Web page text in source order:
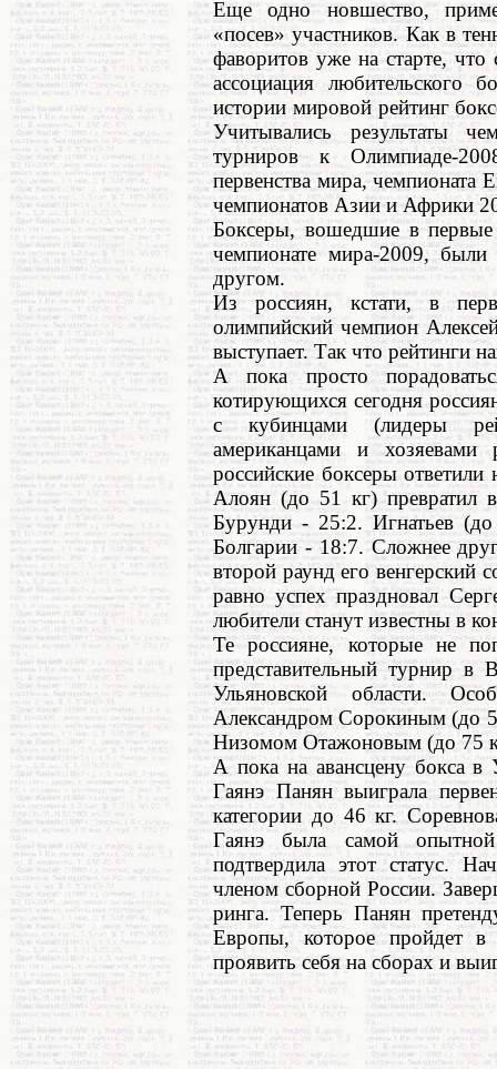
Еще одно новшество,
«посев» участников. Как в
фаворитов уже на старте,
ассоциация любительского
истории мировой рейтинг
Учитывались результаты
турниров к Олимпиаде-
первенства мира, чемпионата
чемпионатов Азии и Африки
Боксеры, вошедшие в первые
чемпионате мира-2009,
другом.
Из россиян, кстати, в
олимпийский чемпион
выступает. Так что рейтинги
А пока просто
котирующихся сегодня
с кубинцами (лидеры
американцами и
российские боксеры
Алоян (до 51 кг) превратил
Бурунди - 25:2. Игнатьев
Болгарии - 18:7. Сложнее
второй раунд его венгерский
равно успех праздновал
любители станут известны в
Те россияне, которые не
представительный турнир в
Ульяновской области.
Александром Сорокиным (до
Низомом Отажоновым (до 75
А пока на авансцену бокса
Гаянэ Панян выиграла
категории до 46 кг.
Гаянэ была самой
подтвердила этот статус.
членом сборной России.
ринга. Теперь Панян
Европы, которое пройдет в
проявить себя на сборах и